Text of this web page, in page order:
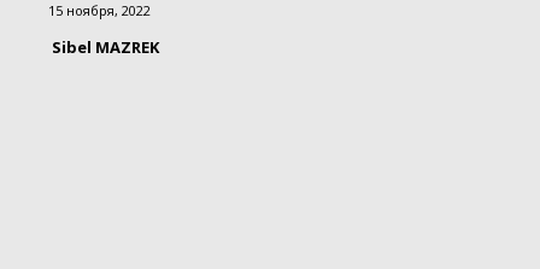
15 ноября, 2022
Sibel MAZREK